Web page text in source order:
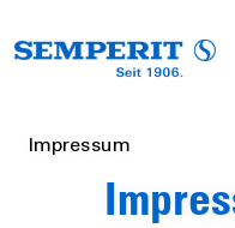
Impressum